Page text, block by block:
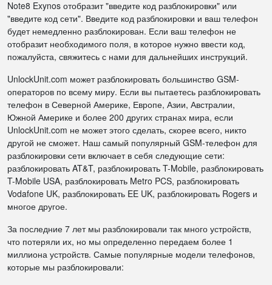
Note8 Exynos отобразит "введите код разблокировки" или
"введите код сети". Введите код разблокировки и ваш телефон
будет немедленно разблокирован. Если ваш телефон не
отобразит необходимого поля, в которое нужно ввести код,
пожалуйста, свяжитесь с нами для дальнейших инструкций.
UnlockUnit.com может разблокировать большинство GSM-
операторов по всему миру. Если вы пытаетесь разблокировать
телефон в Северной Америке, Европе, Азии, Австралии,
Южной Америке и более 200 других странах мира, если
UnlockUnit.com не может этого сделать, скорее всего, никто
другой не сможет. Наш самый популярный GSM-телефон для
разблокировки сети включает в себя следующие сети:
разблокировать AT&T, разблокировать T-Mobile, разблокировать
T-Mobile USA, разблокировать Metro PCS, разблокировать
Vodafone UK, разблокировать EE UK, разблокировать Rogers и
многое другое.
За последние 7 лет мы разблокировали так много устройств,
что потеряли их, но мы определенно передаем более 1
миллиона устройств. Самые популярные модели телефонов,
которые мы разблокировали: